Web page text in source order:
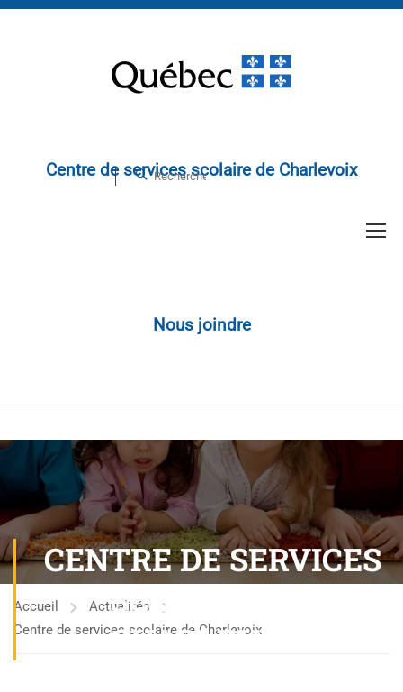
Centre de services scolaire de Charlevoix
Nous joindre
CENTRE DE SERVICES
SCOLAIRE DE
CHARLEVOIX
Accueil
Actualités
Centre de services scolaire de Charlevoix